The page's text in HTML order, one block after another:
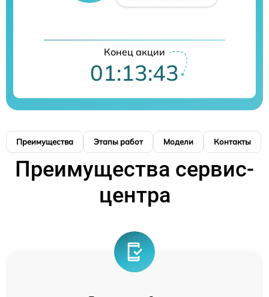
Конец акции
01:13:42
Преимущества Этапы работ Модели Контакты
Преимущества сервис-
центра